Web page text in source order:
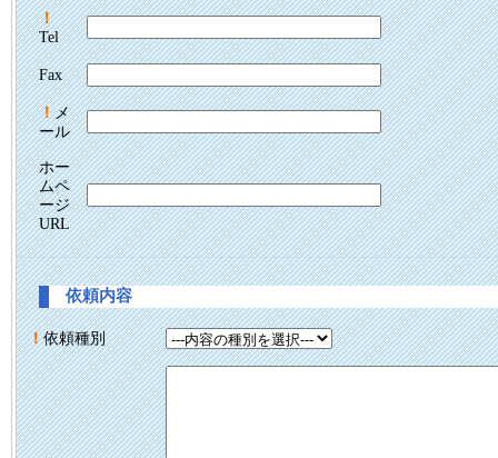
！
Tel
Fax
！メ
ール
ホー
ムペ
ージ
URL
依頼内容
！依頼種別